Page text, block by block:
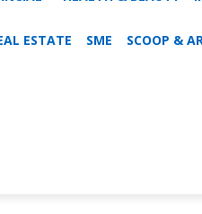
ESTATE SME SCOOP &